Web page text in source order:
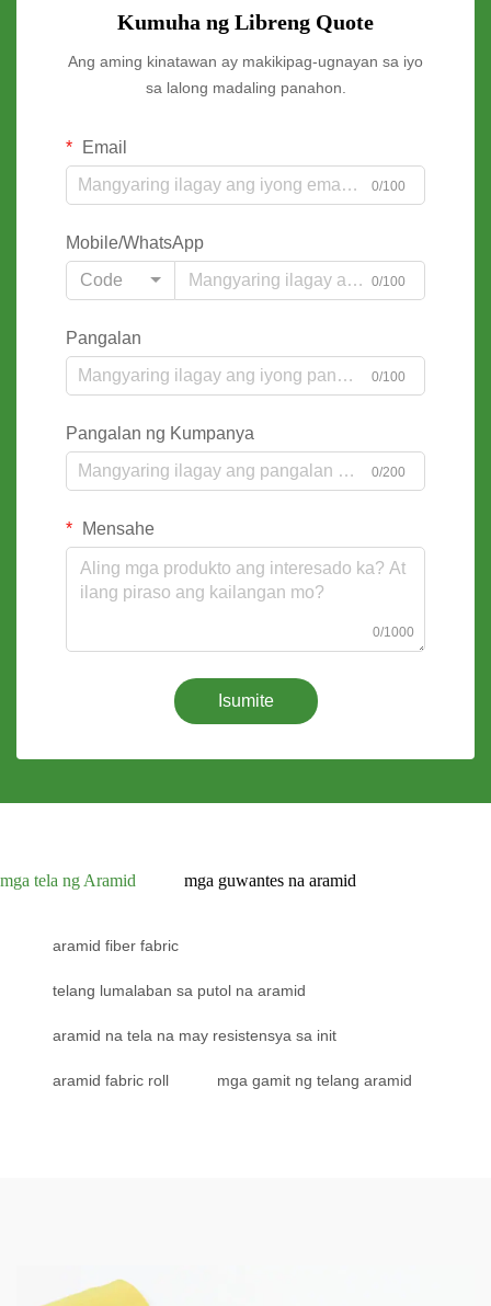
Kumuha ng Libreng Quote
Ang aming kinatawan ay makikipag-ugnayan sa iyo
sa lalong madaling panahon.
Email
0/100
Mobile/WhatsApp
Code
0/100
Pangalan
0/100
Pangalan ng Kumpanya
0/200
Mensahe
0/1000
Isumite
mga tela ng Aramid mga guwantes na aramid
aramid fiber fabric
telang lumalaban sa putol na aramid
aramid na tela na may resistensya sa init
aramid fabric roll mga gamit ng telang aramid